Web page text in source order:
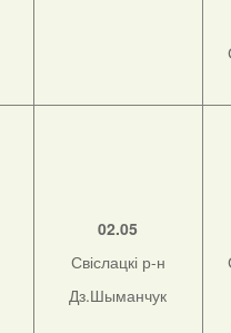
02.05
Свіслацкі р-н
Дз.Шыманчук